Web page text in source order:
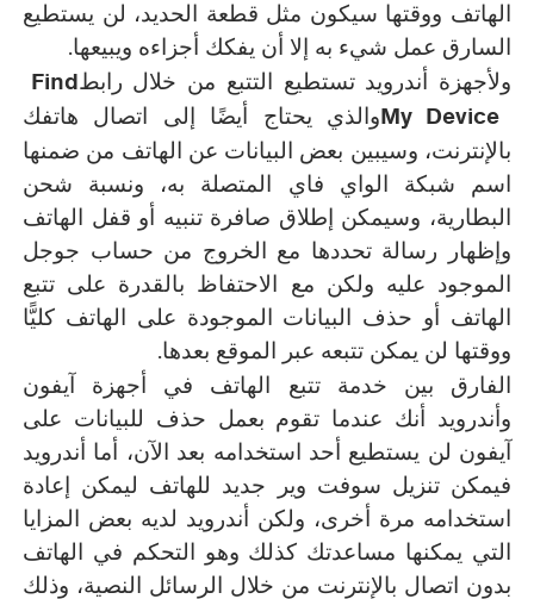
الهاتف ووقتها سيكون مثل قطعة الحديد، لن يستطيع
السارق عمل شيء به إلا أن يفكك أجزاءه ويبيعها.
ولأجهزة أندرويد تستطيع التتبع من خلال رابطFind
My Deviceوالذي يحتاج أيضًا إلى اتصال هاتفك
بالإنترنت، وسيبين بعض البيانات عن الهاتف من ضمنها
اسم شبكة الواي فاي المتصلة به، ونسبة شحن
البطارية، وسيمكن إطلاق صافرة تنبيه أو قفل الهاتف
وإظهار رسالة تحددها مع الخروج من حساب جوجل
الموجود عليه ولكن مع الاحتفاظ بالقدرة على تتبع
الهاتف أو حذف البيانات الموجودة على الهاتف كليًّا
ووقتها لن يمكن تتبعه عبر الموقع بعدها.
الفارق بين خدمة تتبع الهاتف في أجهزة آيفون
وأندرويد أنك عندما تقوم بعمل حذف للبيانات على
آيفون لن يستطيع أحد استخدامه بعد الآن، أما أندرويد
فيمكن تنزيل سوفت وير جديد للهاتف ليمكن إعادة
استخدامه مرة أخرى، ولكن أندرويد لديه بعض المزايا
التي يمكنها مساعدتك كذلك وهو التحكم في الهاتف
بدون اتصال بالإنترنت من خلال الرسائل النصية، وذلك